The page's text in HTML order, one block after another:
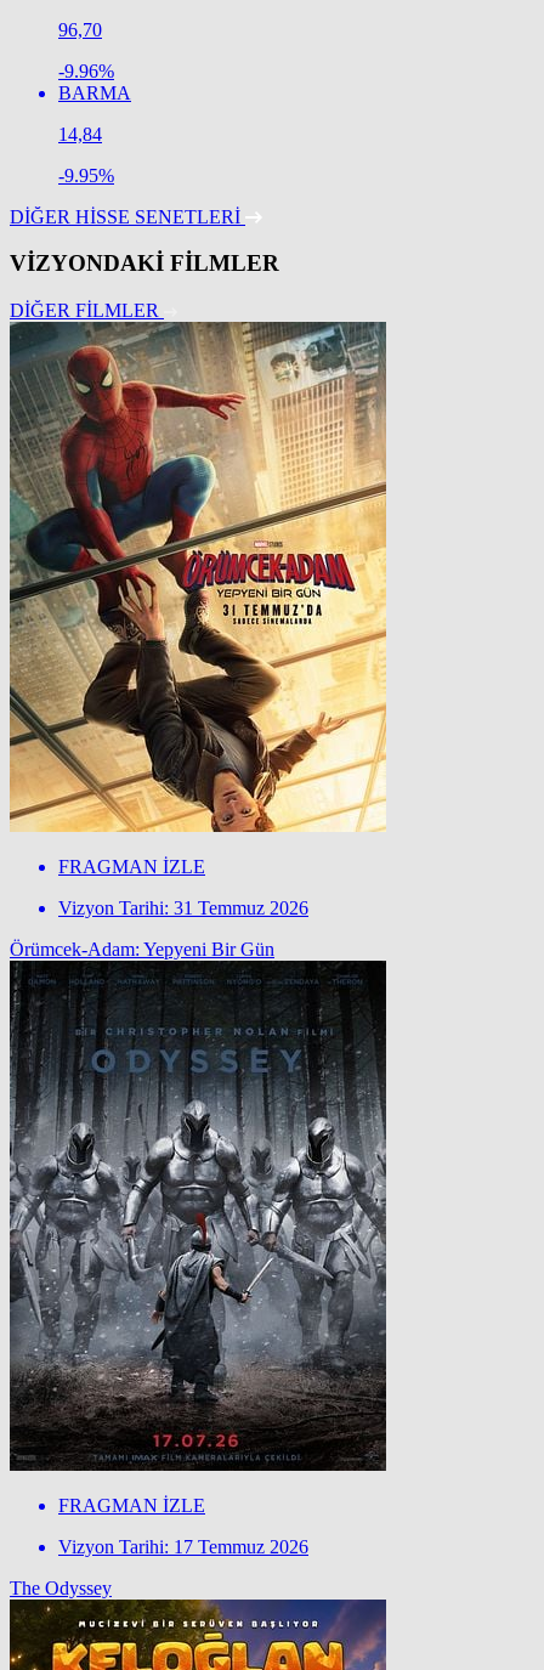
96,70
-9.96%
BARMA
14,84
-9.95%
DİĞER HİSSE SENETLERİ
VİZYONDAKİ FİLMLER
DİĞER FİLMLER
FRAGMAN İZLE
Vizyon Tarihi: 31 Temmuz 2026
Örümcek-Adam: Yepyeni Bir Gün
FRAGMAN İZLE
Vizyon Tarihi: 17 Temmuz 2026
The Odyssey